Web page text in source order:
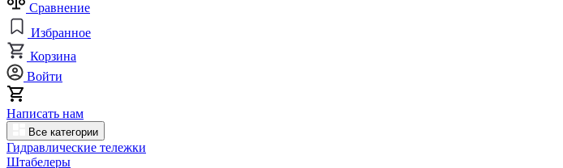
Сравнение
Избранное
Корзина
Войти
Написать нам
Все категории
Гидравлические тележки
Штабелеры